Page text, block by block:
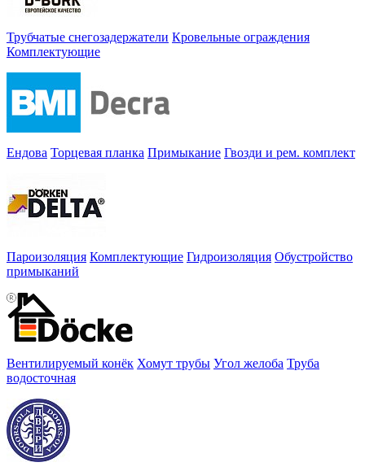
Трубчатые снегозадержатели Кровельные ограждения
Комплектующие
Ендова Торцевая планка Примыкание Гвозди и рем. комплект
Пароизоляция Комплектующие Гидроизоляция Обустройство
примыканий
Вентилируемый конёк Хомут трубы Угол желоба Труба
водосточная